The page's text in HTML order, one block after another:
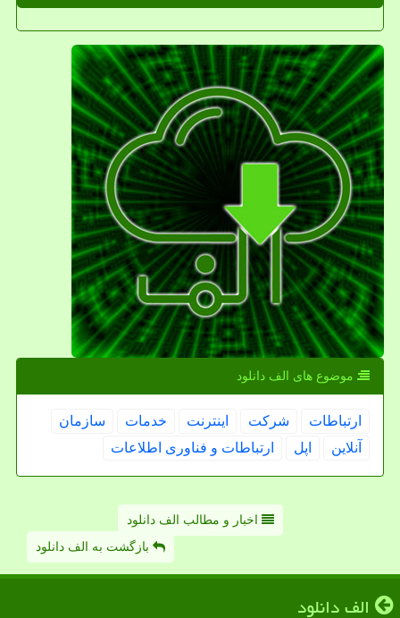
موضوع های الف دانلود
ارتباطات شركت اینترنت خدمات
سازمان
آنلاین
اپل ارتباطات و فناوری اطلاعات
اخبار و مطالب الف دانلود
بازگشت به الف دانلود
الف دانلود